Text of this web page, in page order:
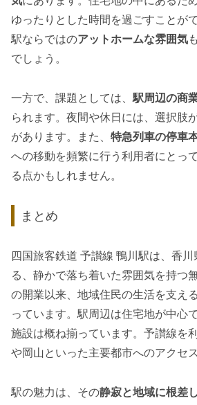
ゆったりとした時間を過ごすことが
駅ならではのアットホームな雰囲気
でしょう。
一方で、課題としては、 駅周辺の商
られます。夜間や休日には、選択肢
があります。また、 特急列車の停車
への移動を頻繁に行う利用者にとっ
る点かもしれません。
まとめ
四国旅客鉄道 予讃線 鴨川駅は、香
る、静かで落ち着いた雰囲気を持つ
の開業以来、地域住民の生活を支え
っています。駅周辺は住宅地が中心
施設は概ね揃っています。予讃線を
や岡山といった主要都市へのアクセ
駅の魅力は、その静寂と地域に根差